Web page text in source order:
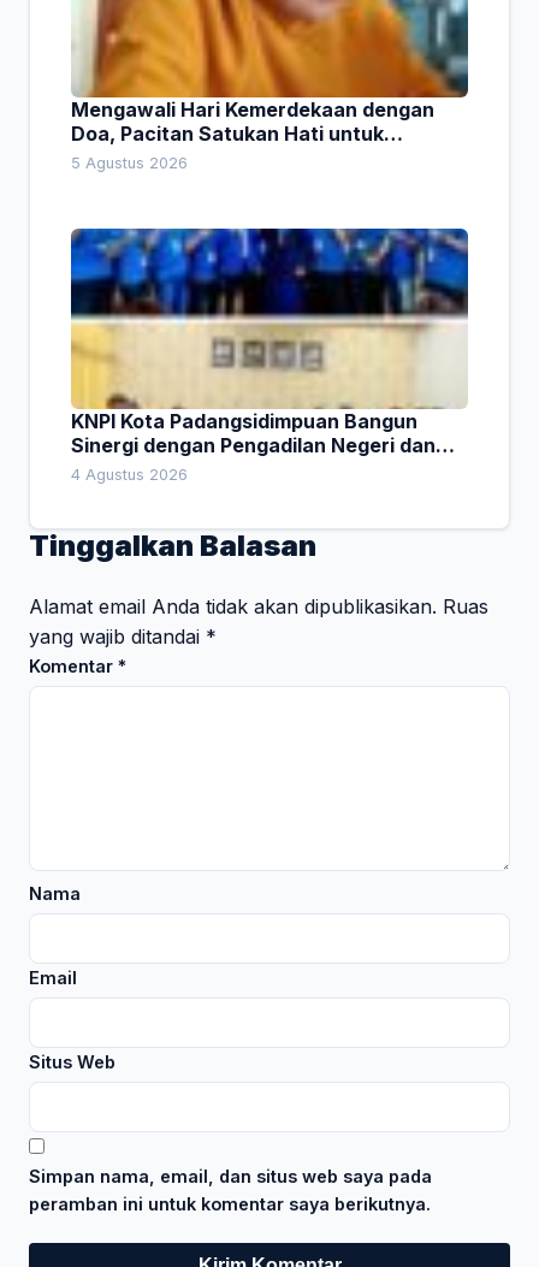
Mengawali Hari Kemerdekaan dengan
Doa, Pacitan Satukan Hati untuk
Indonesia
5 Agustus 2026
KNPI Kota Padangsidimpuan Bangun
Sinergi dengan Pengadilan Negeri dan
DPRD
4 Agustus 2026
Tinggalkan Balasan
Alamat email Anda tidak akan dipublikasikan. Ruas
yang wajib ditandai *
Komentar *
Nama
Email
Situs Web
Simpan nama, email, dan situs web saya pada
peramban ini untuk komentar saya berikutnya.